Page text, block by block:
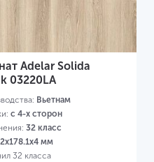
Adelar Solida
03220LA
Вьетнам
с 4-х сторон
32 класс
мм
32 класса